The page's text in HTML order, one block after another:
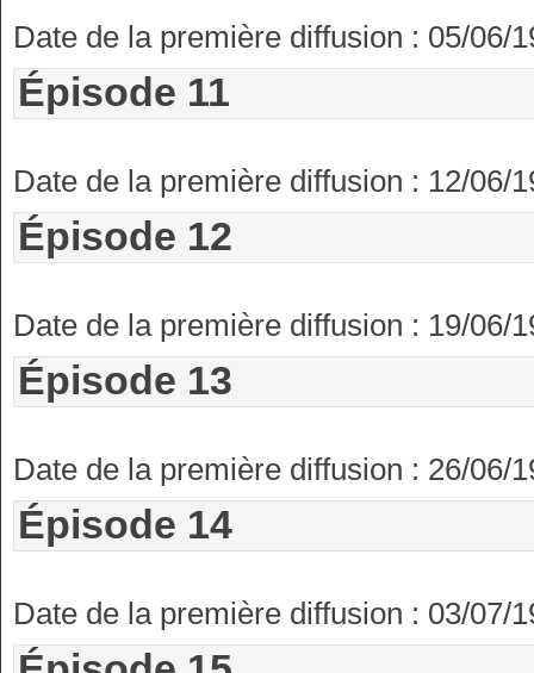
Date de la première diffusion : 05/06/
Épisode 11
Date de la première diffusion : 12/06/
Épisode 12
Date de la première diffusion : 19/06/
Épisode 13
Date de la première diffusion : 26/06/
Épisode 14
Date de la première diffusion : 03/07/